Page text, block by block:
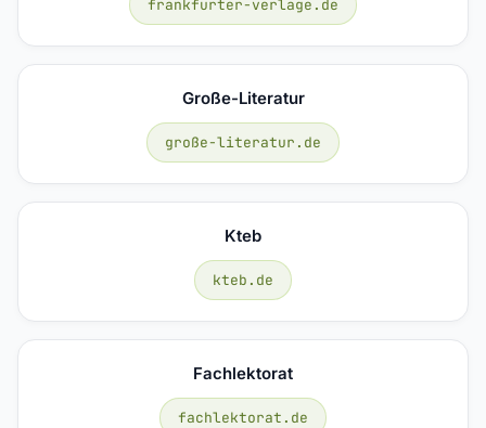
frankfurter-verlage.de
Große-Literatur
große-literatur.de
Kteb
kteb.de
Fachlektorat
fachlektorat.de